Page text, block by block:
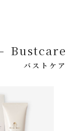
Bustcare
バストケア